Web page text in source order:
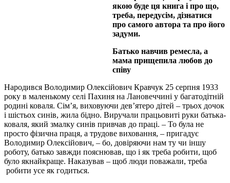
якою буде ця книга і про що,
треба, передусім, дізнатися
про самого автора та про його
задуми.
Батько навчив ремесла, а
мама прищепила любов до
співу
Народився Володимир Олексійович Кравчук 25 серпня 1933
року в маленькому селі Пахиня на Лановеччині у багатодітній
родині коваля. Сім’я, виховуючи дев’ятеро дітей – трьох дочок
і шістьох синів, жила бідно. Виручали працьовиті руки батька-
коваля, який змалку синів привчав до праці. – То була не
просто фізична праця, а трудове виховання, – пригадує
Володимир Олексійович, – бо, довіряючи нам ту чи іншу
роботу, батько завжди пояснював, що і як треба робити, щоб
було якнайкраще. Наказував – щоб люди поважали, треба
робити усе як годиться.